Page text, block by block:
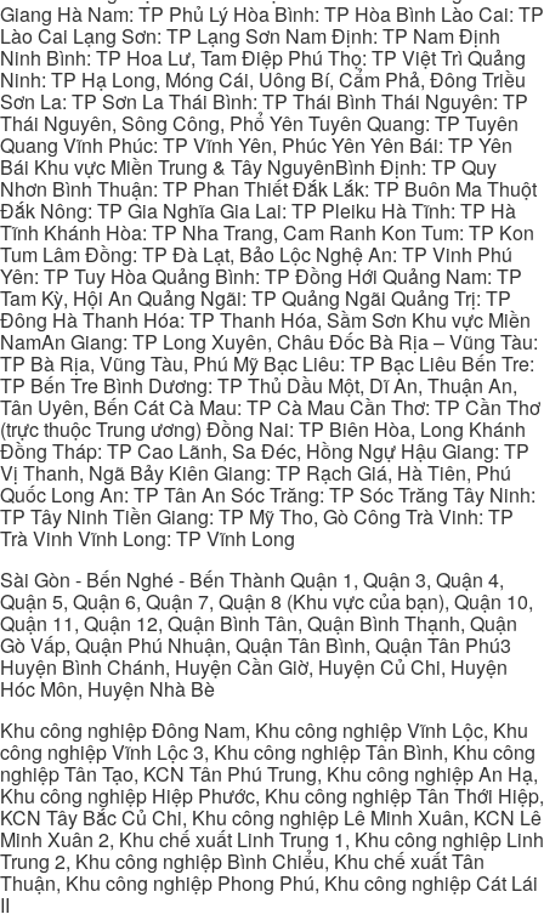
Giang Hà Nam: TP Phủ Lý Hòa Bình: TP Hòa Bình Lào Cai: TP
Lào Cai Lạng Sơn: TP Lạng Sơn Nam Định: TP Nam Định
Ninh Bình: TP Hoa Lư, Tam Điệp Phú Thọ: TP Việt Trì Quảng
Ninh: TP Hạ Long, Móng Cái, Uông Bí, Cẩm Phả, Đông Triều
Sơn La: TP Sơn La Thái Bình: TP Thái Bình Thái Nguyên: TP
Thái Nguyên, Sông Công, Phổ Yên Tuyên Quang: TP Tuyên
Quang Vĩnh Phúc: TP Vĩnh Yên, Phúc Yên Yên Bái: TP Yên
Bái Khu vực Miền Trung & Tây NguyênBình Định: TP Quy
Nhơn Bình Thuận: TP Phan Thiết Đắk Lắk: TP Buôn Ma Thuột
Đắk Nông: TP Gia Nghĩa Gia Lai: TP Pleiku Hà Tĩnh: TP Hà
Tĩnh Khánh Hòa: TP Nha Trang, Cam Ranh Kon Tum: TP Kon
Tum Lâm Đồng: TP Đà Lạt, Bảo Lộc Nghệ An: TP Vinh Phú
Yên: TP Tuy Hòa Quảng Bình: TP Đồng Hới Quảng Nam: TP
Tam Kỳ, Hội An Quảng Ngãi: TP Quảng Ngãi Quảng Trị: TP
Đông Hà Thanh Hóa: TP Thanh Hóa, Sầm Sơn Khu vực Miền
NamAn Giang: TP Long Xuyên, Châu Đốc Bà Rịa – Vũng Tàu:
TP Bà Rịa, Vũng Tàu, Phú Mỹ Bạc Liêu: TP Bạc Liêu Bến Tre:
TP Bến Tre Bình Dương: TP Thủ Dầu Một, Dĩ An, Thuận An,
Tân Uyên, Bến Cát Cà Mau: TP Cà Mau Cần Thơ: TP Cần Thơ
(trực thuộc Trung ương) Đồng Nai: TP Biên Hòa, Long Khánh
Đồng Tháp: TP Cao Lãnh, Sa Đéc, Hồng Ngự Hậu Giang: TP
Vị Thanh, Ngã Bảy Kiên Giang: TP Rạch Giá, Hà Tiên, Phú
Quốc Long An: TP Tân An Sóc Trăng: TP Sóc Trăng Tây Ninh:
TP Tây Ninh Tiền Giang: TP Mỹ Tho, Gò Công Trà Vinh: TP
Trà Vinh Vĩnh Long: TP Vĩnh Long
Sài Gòn - Bến Nghé - Bến Thành Quận 1, Quận 3, Quận 4,
Quận 5, Quận 6, Quận 7, Quận 8 (Khu vực của bạn), Quận 10,
Quận 11, Quận 12, Quận Bình Tân, Quận Bình Thạnh, Quận
Gò Vấp, Quận Phú Nhuận, Quận Tân Bình, Quận Tân Phú3
Huyện Bình Chánh, Huyện Cần Giờ, Huyện Củ Chi, Huyện
Hóc Môn, Huyện Nhà Bè
Khu công nghiệp Đông Nam, Khu công nghiệp Vĩnh Lộc, Khu
công nghiệp Vĩnh Lộc 3, Khu công nghiệp Tân Bình, Khu công
nghiệp Tân Tạo, KCN Tân Phú Trung, Khu công nghiệp An Hạ,
Khu công nghiệp Hiệp Phước, Khu công nghiệp Tân Thới Hiệp,
KCN Tây Bắc Củ Chi, Khu công nghiệp Lê Minh Xuân, KCN Lê
Minh Xuân 2, Khu chế xuất Linh Trung 1, Khu công nghiệp Linh
Trung 2, Khu công nghiệp Bình Chiểu, Khu chế xuất Tân
Thuận, Khu công nghiệp Phong Phú, Khu công nghiệp Cát Lái
II